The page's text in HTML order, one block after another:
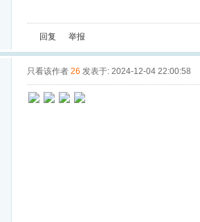
回复 举报
只看该作者 26 发表于: 2024-12-04 22:00:58